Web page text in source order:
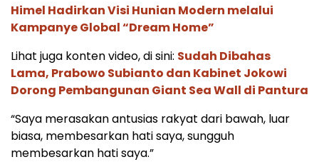
Himel Hadirkan Visi Hunian Modern melalui
Kampanye Global “Dream Home”
Lihat juga konten video, di sini: Sudah Dibahas
Lama, Prabowo Subianto dan Kabinet Jokowi
Dorong Pembangunan Giant Sea Wall di Pantura
“Saya merasakan antusias rakyat dari bawah, luar
biasa, membesarkan hati saya, sungguh
membesarkan hati saya.”